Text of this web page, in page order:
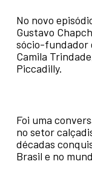
No novo
Gustavo
sócio-fundador
Camila
Piccadilly.
Foi uma
no setor
décadas
Brasil e no